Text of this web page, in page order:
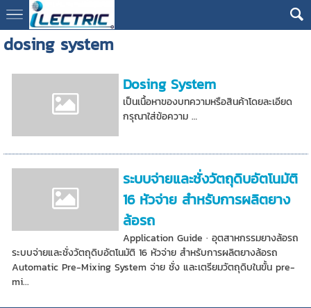
dosing system
Dosing System
เป็นเนื้อหาของบทความหรือสินค้าโดยละเอียด
กรุณาใส่ข้อความ …
ระบบจ่ายและชั่งวัตถุดิบอัตโนมัติ
16 หัวจ่าย สำหรับการผลิตยาง
ล้อรถ
Application Guide · อุตสาหกรรมยางล้อรถ
ระบบจ่ายและชั่งวัตถุดิบอัตโนมัติ 16 หัวจ่าย สำหรับการผลิตยางล้อรถ
Automatic Pre-Mixing System จ่าย ชั่ง และเตรียมวัตถุดิบในขั้น pre-
mi...